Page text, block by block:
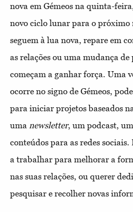
nova em Gémeos na quinta-
novo ciclo lunar para o próximo
seguem à lua nova, repare em
as relações ou uma mudança de
começam a ganhar força. Uma
ocorre no signo de Gémeos,
para iniciar projetos baseados
uma newsletter, um podcast,
conteúdos para as redes
a trabalhar para melhorar a
nas suas relações, ou querer
pesquisar e recolher novas